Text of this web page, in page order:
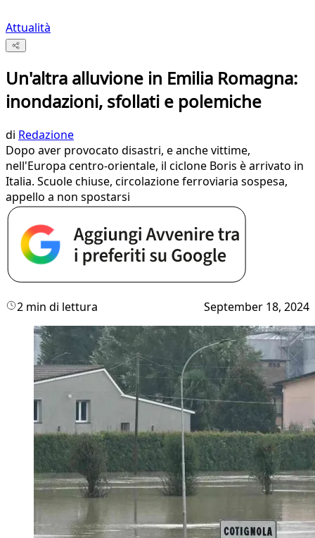
Attualità
Un'altra alluvione in Emilia Romagna:
inondazioni, sfollati e polemiche
di Redazione
Dopo aver provocato disastri, e anche vittime,
nell'Europa centro-orientale, il ciclone Boris è arrivato in
Italia. Scuole chiuse, circolazione ferroviaria sospesa,
appello a non spostarsi
2 min di lettura September 18, 2024